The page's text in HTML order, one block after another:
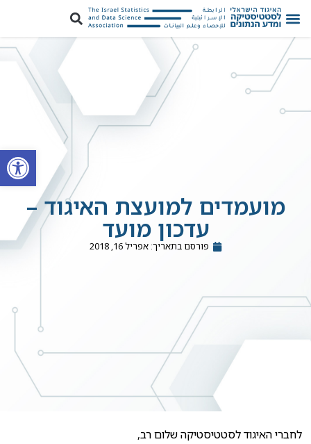
פתח
מועמדים למועצת האיגוד –
עדכון מועד
פורסם בתאריך: אפריל 16, 2018
לחברי האיגוד לסטטיסטיקה שלום רב,